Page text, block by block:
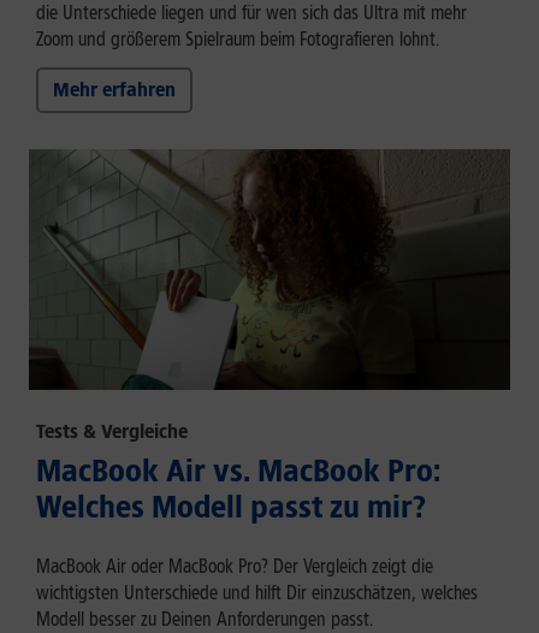
die Unterschiede liegen und für wen sich das Ultra mit mehr
Zoom und größerem Spielraum beim Fotografieren lohnt.
Mehr erfahren
Tests & Vergleiche
MacBook Air vs. MacBook Pro:
Welches Modell passt zu mir?
MacBook Air oder MacBook Pro? Der Vergleich zeigt die
wichtigsten Unterschiede und hilft Dir einzuschätzen, welches
Modell besser zu Deinen Anforderungen passt.